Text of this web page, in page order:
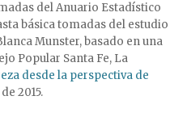
del Anuario Estadístico
básica tomadas del estudio
Munster, basado en una
Popular Santa Fe, La
desde la perspectiva de
2015.